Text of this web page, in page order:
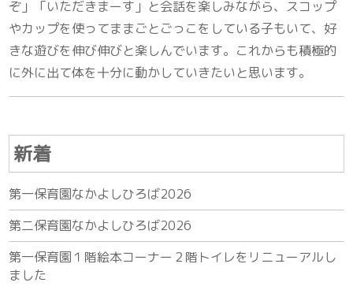
ぞ」「いただきまーす」と会話を楽しみながら、スコップ
やカップを使ってままごとごっこをしている子もいて、好
きな遊びを伸び伸びと楽しんでいます。これからも積極的
に外に出て体を十分に動かしていきたいと思います。
新着
第一保育園なかよしひろば2026
第二保育園なかよしひろば2026
第一保育園１階絵本コーナー２階トイレをリニューアルし
ました